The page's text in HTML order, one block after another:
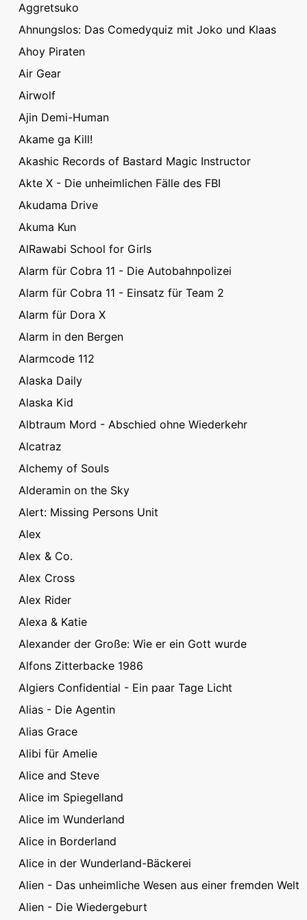
Aggretsuko
Ahnungslos: Das Comedyquiz mit Joko und Klaas
Ahoy Piraten
Air Gear
Airwolf
Ajin Demi-Human
Akame ga Kill!
Akashic Records of Bastard Magic Instructor
Akte X - Die unheimlichen Fälle des FBI
Akudama Drive
Akuma Kun
AlRawabi School for Girls
Alarm für Cobra 11 - Die Autobahnpolizei
Alarm für Cobra 11 - Einsatz für Team 2
Alarm für Dora X
Alarm in den Bergen
Alarmcode 112
Alaska Daily
Alaska Kid
Albtraum Mord - Abschied ohne Wiederkehr
Alcatraz
Alchemy of Souls
Alderamin on the Sky
Alert: Missing Persons Unit
Alex
Alex & Co.
Alex Cross
Alex Rider
Alexa & Katie
Alexander der Große: Wie er ein Gott wurde
Alfons Zitterbacke 1986
Algiers Confidential - Ein paar Tage Licht
Alias - Die Agentin
Alias Grace
Alibi für Amelie
Alice and Steve
Alice im Spiegelland
Alice im Wunderland
Alice in Borderland
Alice in der Wunderland-Bäckerei
Alien - Das unheimliche Wesen aus einer fremden Welt
Alien - Die Wiedergeburt